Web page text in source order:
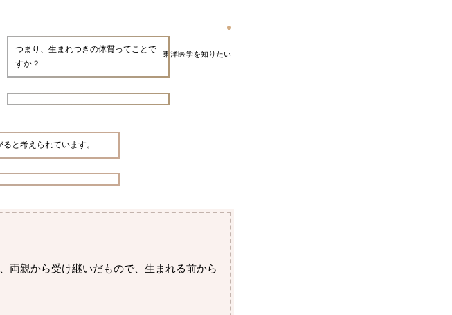
東洋医学を知りたい
つまり、生まれつきの体質ってことで
すか？
と考えられています。
両親から受け継いだもので、生まれる前から